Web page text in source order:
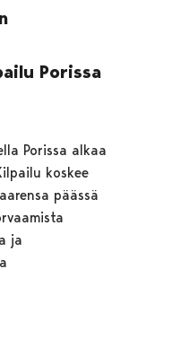
Porissa
Porissa alkaa
koskee
päässä
ja